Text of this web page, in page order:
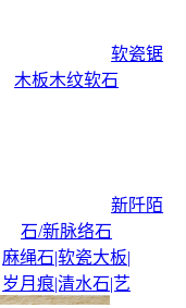
软瓷锯
木板木纹软石
新阡陌
石/新脉络石
麻绳石|软瓷大板|
岁月痕|清水石|艺